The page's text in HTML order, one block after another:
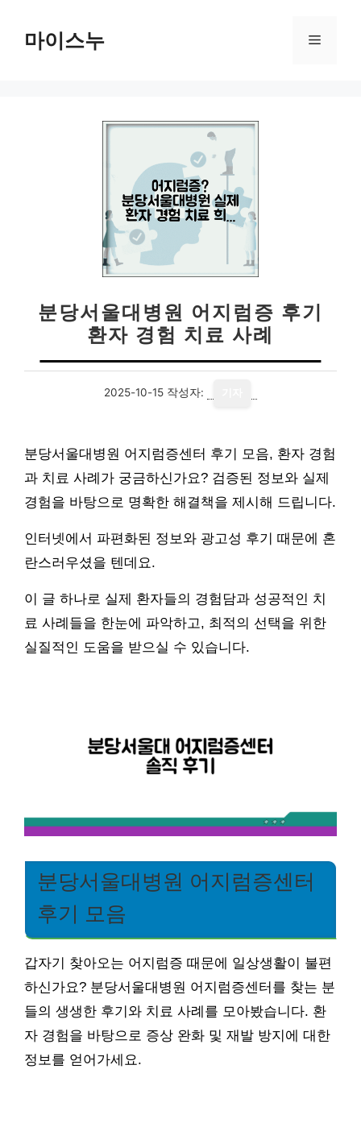
마이스누 메
분당서울대병원 어지럼증 후기
환자 경험 치료 사례
2025-10-15 작성자:
분당서울대병원 어지럼증센터 후기 모음, 환자 경험
과 치료 사례가 궁금하신가요? 검증된 정보와 실제
경험을 바탕으로 명확한 해결책을 제시해 드립니다.
인터넷에서 파편화된 정보와 광고성 후기 때문에 혼
란스러우셨을 텐데요.
이 글 하나로 실제 환자들의 경험담과 성공적인 치
료 사례들을 한눈에 파악하고, 최적의 선택을 위한
실질적인 도움을 받으실 수 있습니다.
분당서울대병원 어지럼증센터
후기 모음
갑자기 찾아오는 어지럼증 때문에 일상생활이 불편
하신가요? 분당서울대병원 어지럼증센터를 찾는 분
들의 생생한 후기와 치료 사례를 모아봤습니다. 환
자 경험을 바탕으로 증상 완화 및 재발 방지에 대한
정보를 얻어가세요.